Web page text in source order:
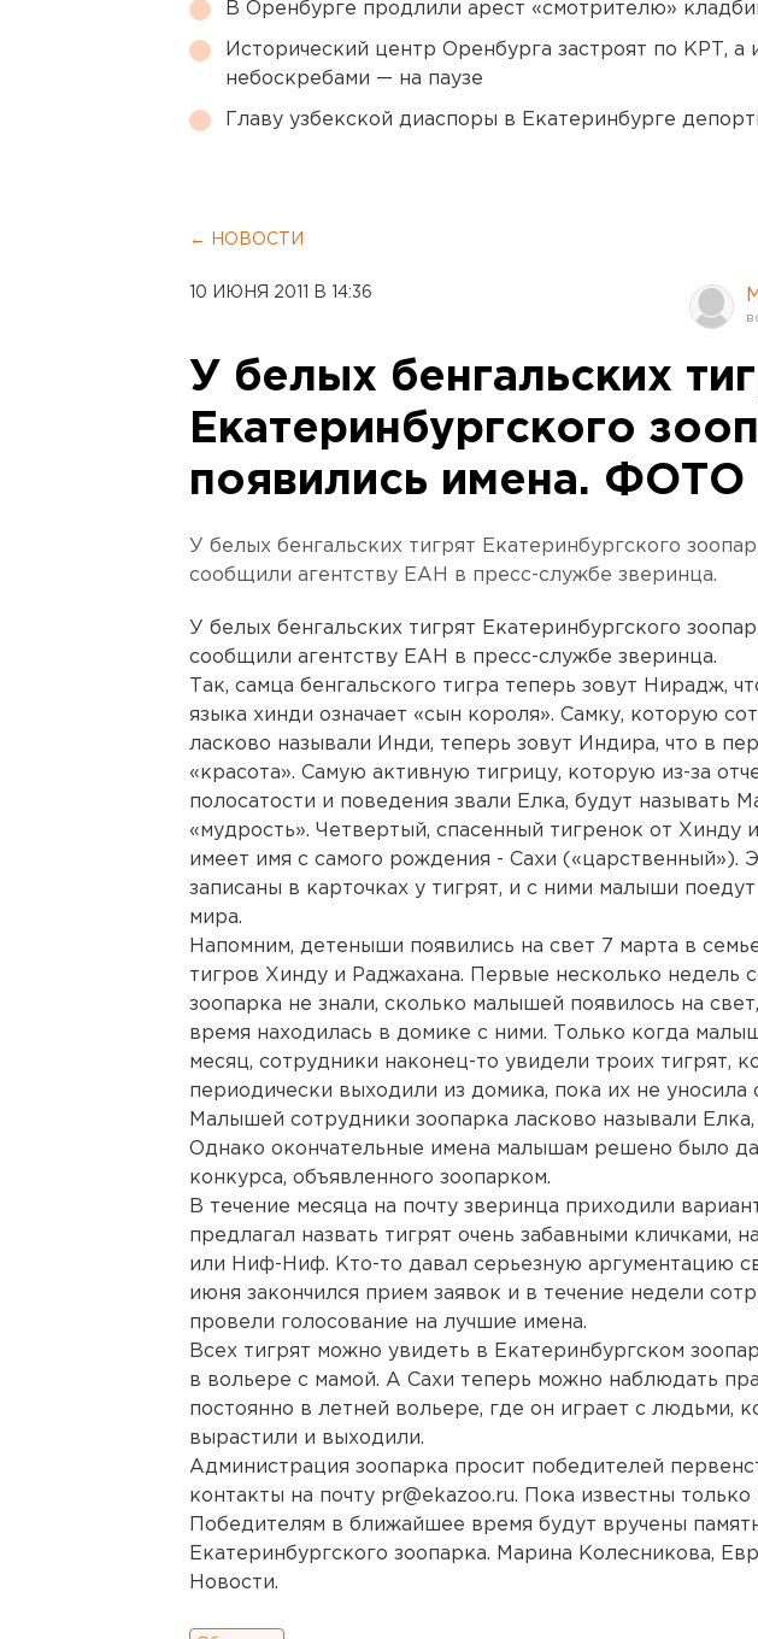
В Оренбурге продлили арест «смотрителю»
Исторический центр Оренбурга застроят по КРТ, а
небоскребами — на паузе
Главу узбекской диаспоры в Екатеринбурге
← НОВОСТИ
10 ИЮНЯ 2011 В 14:36
У белых бенгальских
Екатеринбургского
появились имена. ФОТО
У белых бенгальских тигрят Екатеринбургского
сообщили агентству ЕАН в пресс-службе зверинца.
У белых бенгальских тигрят Екатеринбургского
сообщили агентству ЕАН в пресс-службе зверинца.
Так, самца бенгальского тигра теперь зовут Нирадж,
языка хинди означает «сын короля». Самку, которую
ласково называли Инди, теперь зовут Индира, что в
«красота». Самую активную тигрицу, которую из-за
полосатости и поведения звали Елка, будут называть
«мудрость». Четвертый, спасенный тигренок от Хинду
имеет имя с самого рождения - Сахи («царственный»).
записаны в карточках у тигрят, и с ними малыши
мира.
Напомним, детеныши появились на свет 7 марта в
тигров Хинду и Раджахана. Первые несколько недель
зоопарка не знали, сколько малышей появилось на
время находилась в домике с ними. Только когда
месяц, сотрудники наконец-то увидели троих тигрят,
периодически выходили из домика, пока их не уносила
Малышей сотрудники зоопарка ласково называли
Однако окончательные имена малышам решено было
конкурса, объявленного зоопарком.
В течение месяца на почту зверинца приходили
предлагал назвать тигрят очень забавными кличками,
или Ниф-Ниф. Кто-то давал серьезную аргументацию
июня закончился прием заявок и в течение недели
провели голосование на лучшие имена.
Всех тигрят можно увидеть в Екатеринбургском
в вольере с мамой. А Сахи теперь можно наблюдать
постоянно в летней вольере, где он играет с людьми,
вырастили и выходили.
Администрация зоопарка просит победителей
контакты на почту pr@ekazoo.ru. Пока известны
Победителям в ближайшее время будут вручены
Екатеринбургского зоопарка. Марина Колесникова,
Новости.